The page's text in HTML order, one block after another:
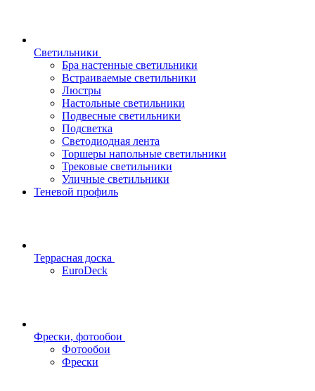
Светильники
Бра настенные светильники
Встраиваемые светильники
Люстры
Настольные светильники
Подвесные светильники
Подсветка
Светодиодная лента
Торшеры напольные светильники
Трековые светильники
Уличные светильники
Теневой профиль
Террасная доска
EuroDeck
Фрески, фотообои
Фотообои
Фрески